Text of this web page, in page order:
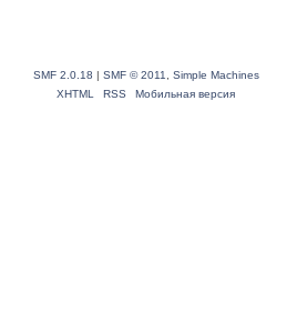
SMF 2.0.18 | SMF © 2011, Simple Machines
XHTML
RSS Мобильная версия